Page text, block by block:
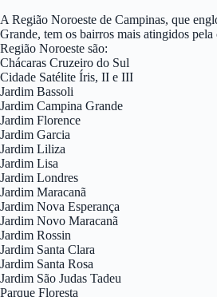
A Região Noroeste de Campinas, que
Grande, tem os bairros mais atingidos pela
Região Noroeste são:
Chácaras Cruzeiro do Sul
Cidade Satélite Íris, II e III
Jardim Bassoli
Jardim Campina Grande
Jardim Florence
Jardim Garcia
Jardim Liliza
Jardim Lisa
Jardim Londres
Jardim Maracanã
Jardim Nova Esperança
Jardim Novo Maracanã
Jardim Rossin
Jardim Santa Clara
Jardim Santa Rosa
Jardim São Judas Tadeu
Parque Floresta